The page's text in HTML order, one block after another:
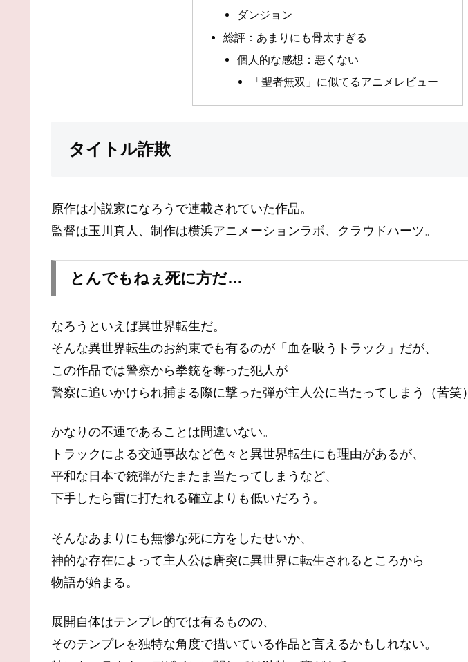
ダンジョン
総評：あまりにも骨太すぎる
個人的な感想：悪くない
「聖者無双」に似てるアニメレビュー
タイトル詐欺
原作は小説家になろうで連載されていた作品。
監督は玉川真人、制作は横浜アニメーションラボ、クラウドハーツ。
とんでもねぇ死に方だ…
なろうといえば異世界転生だ。
そんな異世界転生のお約束でも有るのが「血を吸うトラック」だが、
この作品では警察から拳銃を奪った犯人が
警察に追いかけられ捕まる際に撃った弾が主人公に当たってしまう（苦笑）
かなりの不運であることは間違いない。
トラックによる交通事故など色々と異世界転生にも理由があるが、
平和な日本で銃弾がたまたま当たってしまうなど、
下手したら雷に打たれる確立よりも低いだろう。
そんなあまりにも無惨な死に方をしたせいか、
神的な存在によって主人公は唐突に異世界に転生されるところから
物語が始まる。
展開自体はテンプレ的では有るものの、
そのテンプレを独特な角度で描いている作品と言えるかもしれない。